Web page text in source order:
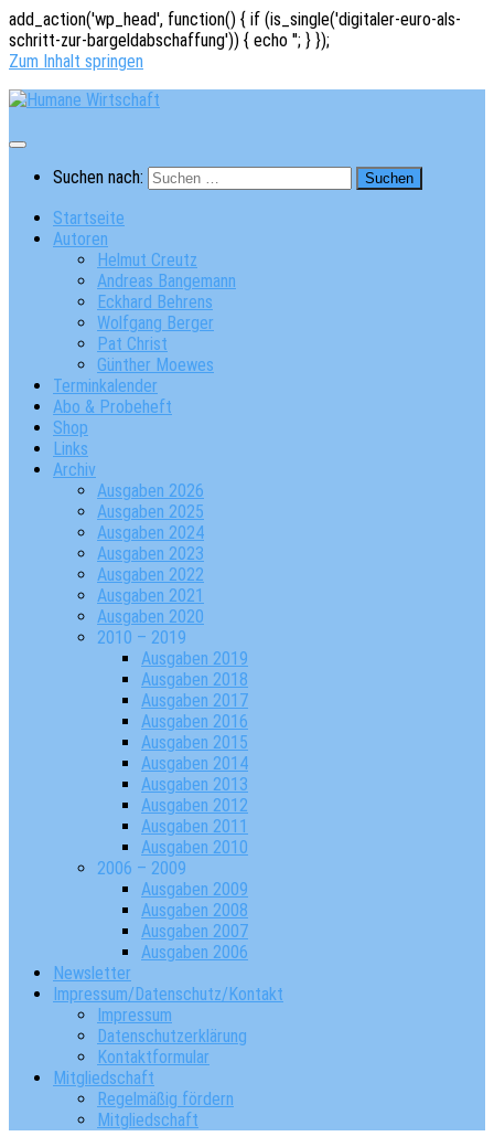
add_action('wp_head', function() { if (is_single('digitaler-euro-als-
schritt-zur-bargeldabschaffung')) { echo ''; } });
Zum Inhalt springen
Suchen nach:
Startseite
Autoren
Helmut Creutz
Andreas Bangemann
Eckhard Behrens
Wolfgang Berger
Pat Christ
Günther Moewes
Terminkalender
Abo & Probeheft
Shop
Links
Archiv
Ausgaben 2026
Ausgaben 2025
Ausgaben 2024
Ausgaben 2023
Ausgaben 2022
Ausgaben 2021
Ausgaben 2020
2010 – 2019
Ausgaben 2019
Ausgaben 2018
Ausgaben 2017
Ausgaben 2016
Ausgaben 2015
Ausgaben 2014
Ausgaben 2013
Ausgaben 2012
Ausgaben 2011
Ausgaben 2010
2006 – 2009
Ausgaben 2009
Ausgaben 2008
Ausgaben 2007
Ausgaben 2006
Newsletter
Impressum/Datenschutz/Kontakt
Impressum
Datenschutzerklärung
Kontaktformular
Mitgliedschaft
Regelmäßig fördern
Mitgliedschaft